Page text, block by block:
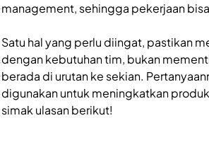
management, sehingga pekerjaan
Satu hal yang perlu diingat, pastikan
dengan kebutuhan tim, bukan
berada di urutan ke sekian.
digunakan untuk meningkatkan
simak ulasan berikut!